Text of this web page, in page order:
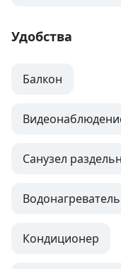
Удобства
Балкон
Санузел
Водонагреватель
Кондиционер